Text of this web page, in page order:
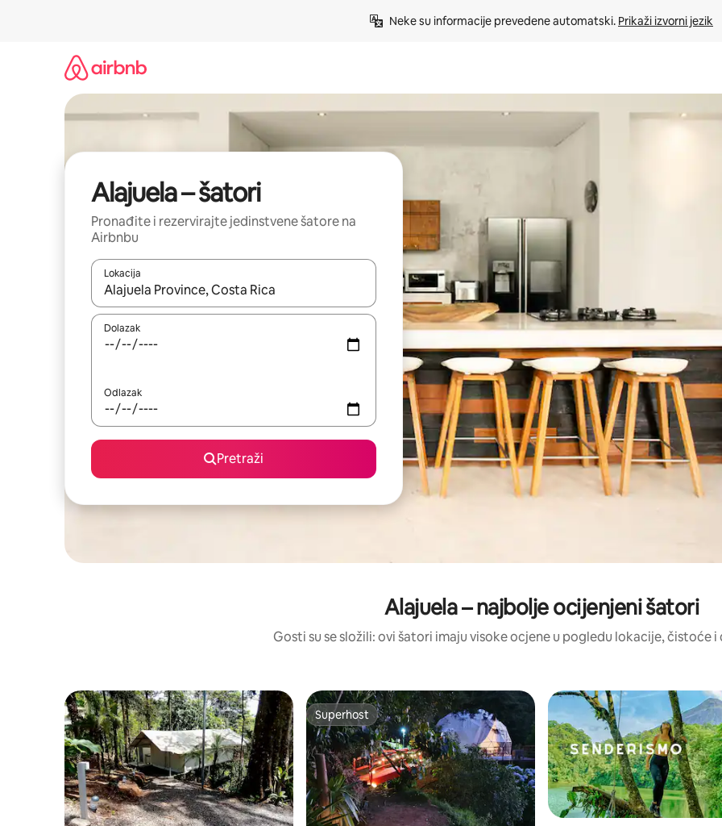
Neke su informacije prevedene automatski. Prikaži izvorni jezik
Alajuela – šatori
Pronađite i rezervirajte jedinstvene šatore na
Airbnbu
Lokacija
Kada budu dostupni rezultati, moći ćete ih pregledati koristeći se strelicama prema gore i prema dolje, kao i dodirom ili
Dolazak
Odlazak
Pretraži
Alajuela – najbolje ocijenjeni šatori
Gosti su se složili: ovi šatori imaju visoke ocjene u pogledu lokacije, čistoće
Superhost
Superhost